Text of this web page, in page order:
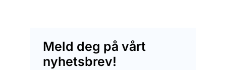
Meld deg på vårt
nyhetsbrev!